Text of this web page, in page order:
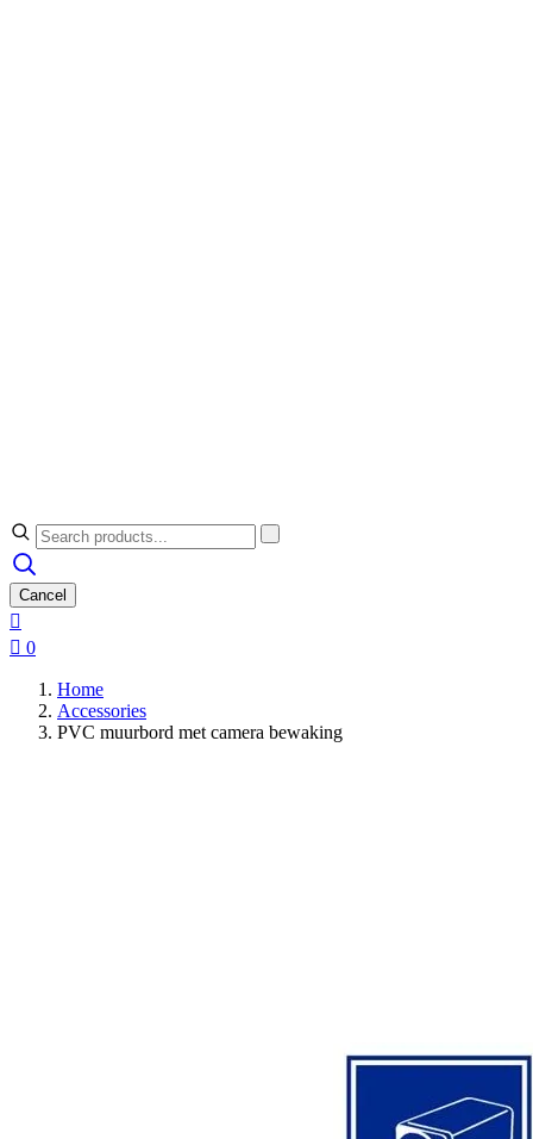
Cancel

 0
Home
Accessories
PVC muurbord met camera bewaking